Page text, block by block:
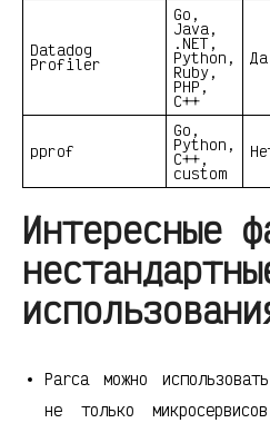
Datadog
Profiler
Go,
Java,
.NET,
Python,
Ruby,
PHP,
C++
Да
pprof
Go,
Python,
C++,
custom
Интересные
Parca можно
не только